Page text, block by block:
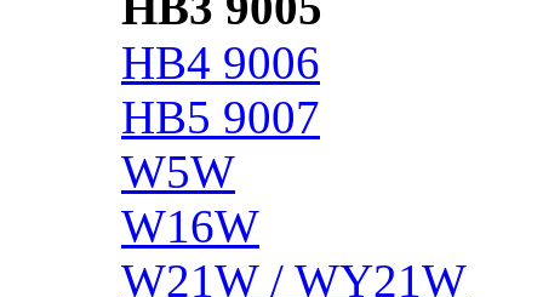
HB4 9006
HB5 9007
W5W
W16W
W21W / WY21W